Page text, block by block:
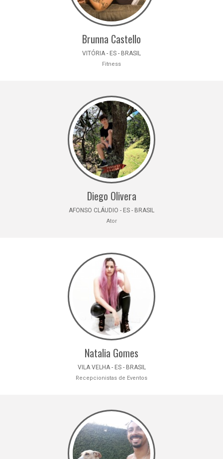
Brunna Castello
VITÓRIA - ES - BRASIL
Fitness
Diego Olivera
AFONSO CLÁUDIO - ES - BRASIL
Ator
Natalia Gomes
VILA VELHA - ES - BRASIL
Recepcionistas de Eventos